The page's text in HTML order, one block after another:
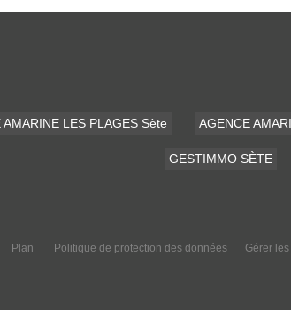
AMARINE LES PLAGES Sète AGENCE
GESTIMMO SÈTE
Plan Politique de protection des données Gérer